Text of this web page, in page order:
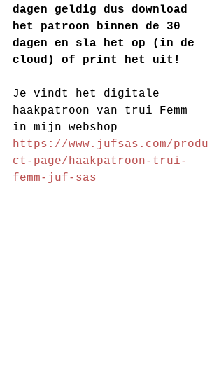
dagen geldig dus download
het patroon binnen de 30
dagen en sla het op (in de
cloud) of print het uit!
Je vindt het digitale
haakpatroon van trui Femm
in mijn webshop
https://www.jufsas.com/produ
ct-page/haakpatroon-trui-
femm-juf-sas